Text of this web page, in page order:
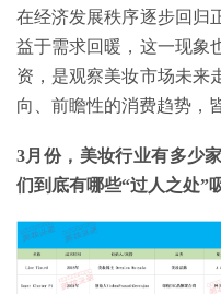
在经济发展秩序逐步回归
益于需求回暖，这一现象
资，是观察美妆市场未来
向、前瞻性的消费趋势，
3月份，美妆行业有多少
们到底有哪些“过人之处”